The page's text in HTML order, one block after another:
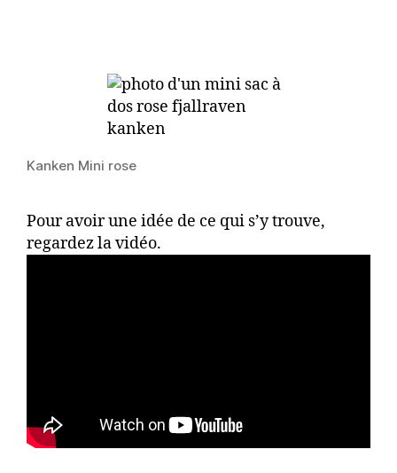
Kanken Mini rose
Pour avoir une idée de ce qui s’y trouve,
regardez la vidéo.